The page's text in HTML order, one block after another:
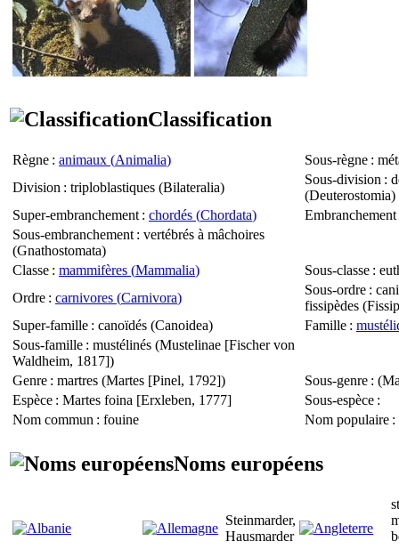
Classification
Règne : animaux (Animalia) Sous-règne :
Division : triploblastiques (Bilateralia)
Sous-division :
(Deuterostomia)
Super-embranchement : chordés (Chordata) Embranchement
Sous-embranchement : vertébrés à mâchoires
(Gnathostomata)
Classe : mammifères (Mammalia) Sous-classe :
Ordre : carnivores (Carnivora)
Sous-ordre :
fissipèdes (
Super-famille : canoïdés (Canoidea) Famille :
Sous-famille : mustélinés (Mustelinae [Fischer von
Waldheim, 1817])
Genre : martres (Martes [Pinel, 1792]) Sous-genre : (
Espèce : Martes foina [Erxleben, 1777] Sous-espèce :
Nom commun : fouine Nom populaire :
Noms européens
Steinmarder,
Hausmarder